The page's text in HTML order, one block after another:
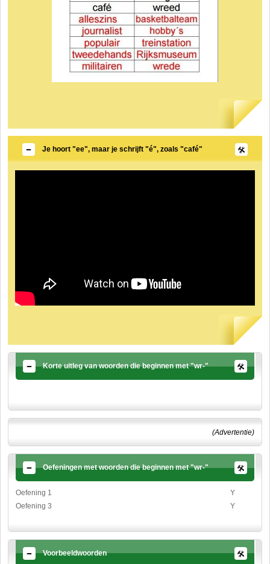
Je hoort "ee", maar je schrijft "é", zoals "café"
Korte uitleg van woorden die beginnen met "wr-"
(Advertentie)
Oefeningen met woorden die beginnen met "wr-"
Oefening 1
Y
Oefening 3
Y
Voorbeeldwoorden